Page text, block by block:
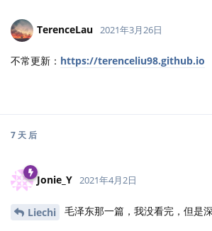
TerenceLau 2021年3月26日
不常更新： https://terenceliu98.github.io
7 天 后
Jonie_Y 2021年4月2日
Liechi 毛泽东那一篇，我没看完，但是深